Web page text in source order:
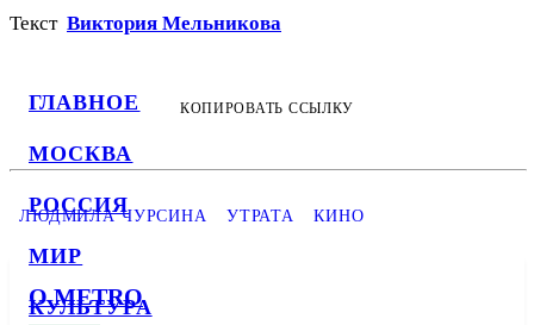
ГЛАВНОЕ
МОСКВА
РОССИЯ
МИР
КУЛЬТУРА
Текст Виктория Мельникова
КОПИРОВАТЬ ССЫЛКУ
ЛЮДМИЛА ЧУРСИНА УТРАТА КИНО
О METRO